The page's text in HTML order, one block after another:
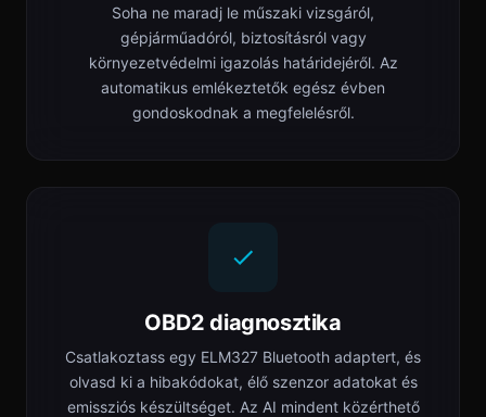
Soha ne maradj le műszaki vizsgáról,
gépjárműadóról, biztosításról vagy
környezetvédelmi igazolás határidejéről. Az
automatikus emlékeztetők egész évben
gondoskodnak a megfelelésről.
OBD2 diagnosztika
Csatlakoztass egy ELM327 Bluetooth adaptert, és
olvasd ki a hibakódokat, élő szenzor adatokat és
emissziós készültséget. Az AI mindent közérthető